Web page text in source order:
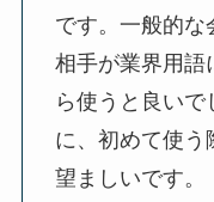
です。一般的な
相手が業界用語
ら使うと良い
に、初めて使う
望ましいです。